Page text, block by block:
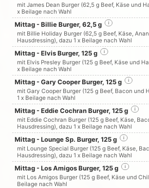
mit James Dean Burger (62,5 g Beef, Käse und
x Beilage nach Wahl
Mittag - Billie Burger, 62,5 g i
mit Billie Holiday Burger (62,5 g Beef, Käse,
Hausdressing), dazu 1 x Beilage nach Wahl
Mittag - Elvis Burger, 125 g i
mit Elvis Presley Burger (125 g Beef, Käse und
x Beilage nach Wahl
Mittag - Gary Cooper Burger, 125 g i
mit Gary Cooper Burger (125 g Beef, Bacon und
1 x Beilage nach Wahl
Mittag - Eddie Cochran Burger, 125 g i
mit Eddie Cochran Burger (125 g Beef, Käse,
Hausdressing), dazu 1 x Beilage nach Wahl
Mittag - Lounge Sp. Burger, 125 g i
mit Lounge Special Burger (125 g Beef, Käse,
Hausdressing), dazu 1 x Beilage nach Wahl
Mittag - Los Amigos Burger, 125 g i
mit Los Amigos Burger (125 g Beef, Käse und
Beilage nach Wahl